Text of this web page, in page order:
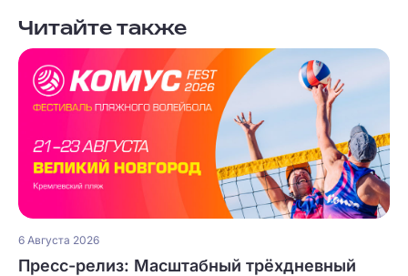
Читайте также
6 Августа 2026
Пресс-релиз: Масштабный трёхдневный